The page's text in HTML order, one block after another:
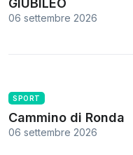
GIUBILEO
06 settembre 2026
SPORT
Cammino di Ronda
06 settembre 2026